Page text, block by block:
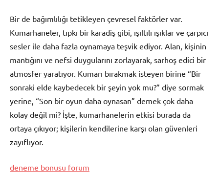
Bir de bağımlılığı tetikleyen çevresel faktörler var.
Kumarhaneler, tıpkı bir karadiş gibi, ışıltılı ışıklar ve çarpıcı
sesler ile daha fazla oynamaya teşvik ediyor. Alan, kişinin
mantığını ve nefsi duygularını zorlayarak, sarhoş edici bir
atmosfer yaratıyor. Kumarı bırakmak isteyen birine “Bir
sonraki elde kaybedecek bir şeyin yok mu?” diye sormak
yerine, “Son bir oyun daha oynasan” demek çok daha
kolay değil mi? İşte, kumarhanelerin etkisi burada da
ortaya çıkıyor; kişilerin kendilerine karşı olan güvenleri
zayıflıyor.
deneme bonusu forum